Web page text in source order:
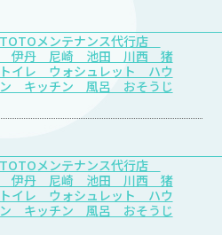
メンテナンス代行店
伊丹 尼崎 池田 川西 猪
レ ウォシュレット ハウ
ン キッチン 風呂 おそうじ
メンテナンス代行店
伊丹 尼崎 池田 川西 猪
レ ウォシュレット ハウ
ン キッチン 風呂 おそうじ